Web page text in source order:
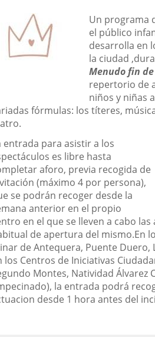
Un programa
el público
desarrolla en
la ciudad
Menudo fin
repertorio de
niños y niñas
fórmulas: los títeres,
entrada para asistir a los
es libre hasta
aforo, previa recogida de
(máximo 4 por persona),
se podrán recoger desde la
anterior en el propio
en el que se lleven a cabo
de apertura del mismo.En
de Antequera, Puente Duero,
los Centros de Iniciativas
Montes, Natividad Álvarez
la entrada podrá
desde 1 hora antes del